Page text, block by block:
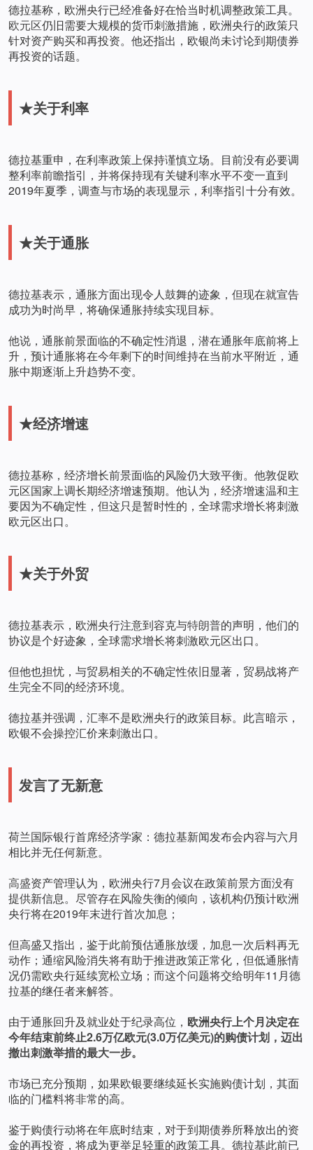
德拉基称，欧洲央行已经准备好在恰当时机调整政策工具。
欧元区仍旧需要大规模的货币刺激措施，欧洲央行的政策只
针对资产购买和再投资。他还指出，欧银尚未讨论到期债券
再投资的话题。
★关于利率
德拉基重申，在利率政策上保持谨慎立场。目前没有必要调
整利率前瞻指引，并将保持现有关键利率水平不变一直到
2019年夏季，调查与市场的表现显示，利率指引十分有效。
★关于通胀
德拉基表示，通胀方面出现令人鼓舞的迹象，但现在就宣告
成功为时尚早，将确保通胀持续实现目标。
他说，通胀前景面临的不确定性消退，潜在通胀年底前将上
升，预计通胀将在今年剩下的时间维持在当前水平附近，通
胀中期逐渐上升趋势不变。
★经济增速
德拉基称，经济增长前景面临的风险仍大致平衡。他敦促欧
元区国家上调长期经济增速预期。他认为，经济增速温和主
要因为不确定性，但这只是暂时性的，全球需求增长将刺激
欧元区出口。
★关于外贸
德拉基表示，欧洲央行注意到容克与特朗普的声明，他们的
协议是个好迹象，全球需求增长将刺激欧元区出口。
但他也担忧，与贸易相关的不确定性依旧显著，贸易战将产
生完全不同的经济环境。
德拉基并强调，汇率不是欧洲央行的政策目标。此言暗示，
欧银不会操控汇价来刺激出口。
发言了无新意
荷兰国际银行首席经济学家：德拉基新闻发布会内容与六月
相比并无任何新意。
高盛资产管理认为，欧洲央行7月会议在政策前景方面没有
提供新信息。尽管存在风险失衡的倾向，该机构仍预计欧洲
央行将在2019年末进行首次加息；
但高盛又指出，鉴于此前预估通胀放缓，加息一次后料再无
动作；通缩风险消失将有助于推进政策正常化，但低通胀情
况仍需欧央行延续宽松立场；而这个问题将交给明年11月德
拉基的继任者来解答。
由于通胀回升及就业处于纪录高位， 欧洲央行上个月决定在
今年结束前终止2.6万亿欧元(3.0万亿美元)的购债计划，迈出
撤出刺激举措的最大一步。
市场已充分预期，如果欧银要继续延长实施购债计划，其面
临的门槛料将非常的高。
鉴于购债行动将在年底时结束，对于到期债券所释放出的资
金的再投资，将成为更举足轻重的政策工具。德拉基此前已